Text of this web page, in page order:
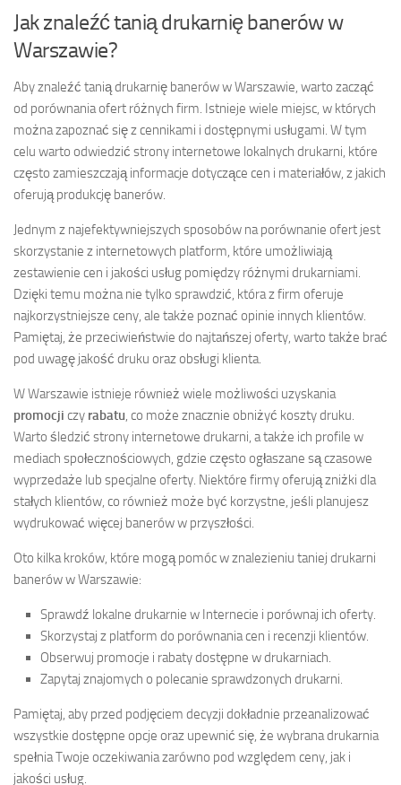
Jak znaleźć tanią drukarnię banerów w
Warszawie?
Aby znaleźć tanią drukarnię banerów w Warszawie, warto zacząć
od porównania ofert różnych firm. Istnieje wiele miejsc, w których
można zapoznać się z cennikami i dostępnymi usługami. W tym
celu warto odwiedzić strony internetowe lokalnych drukarni, które
często zamieszczają informacje dotyczące cen i materiałów, z jakich
oferują produkcję banerów.
Jednym z najefektywniejszych sposobów na porównanie ofert jest
skorzystanie z internetowych platform, które umożliwiają
zestawienie cen i jakości usług pomiędzy różnymi drukarniami.
Dzięki temu można nie tylko sprawdzić, która z firm oferuje
najkorzystniejsze ceny, ale także poznać opinie innych klientów.
Pamiętaj, że przeciwieństwie do najtańszej oferty, warto także brać
pod uwagę jakość druku oraz obsługi klienta.
W Warszawie istnieje również wiele możliwości uzyskania
promocji czy rabatu, co może znacznie obniżyć koszty druku.
Warto śledzić strony internetowe drukarni, a także ich profile w
mediach społecznościowych, gdzie często ogłaszane są czasowe
wyprzedaże lub specjalne oferty. Niektóre firmy oferują zniżki dla
stałych klientów, co również może być korzystne, jeśli planujesz
wydrukować więcej banerów w przyszłości.
Oto kilka kroków, które mogą pomóc w znalezieniu taniej drukarni
banerów w Warszawie:
Sprawdź lokalne drukarnie w Internecie i porównaj ich oferty.
Skorzystaj z platform do porównania cen i recenzji klientów.
Obserwuj promocje i rabaty dostępne w drukarniach.
Zapytaj znajomych o polecanie sprawdzonych drukarni.
Pamiętaj, aby przed podjęciem decyzji dokładnie przeanalizować
wszystkie dostępne opcje oraz upewnić się, że wybrana drukarnia
spełnia Twoje oczekiwania zarówno pod względem ceny, jak i
jakości usług.